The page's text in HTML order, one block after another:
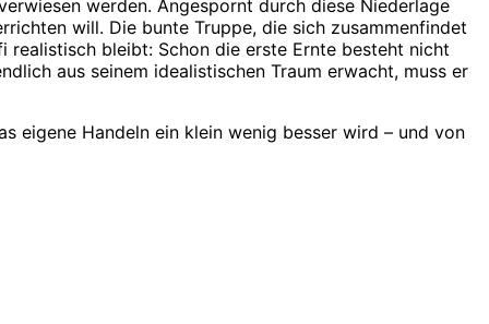
werden. Angespornt durch diese Niederlage
will. Die bunte Truppe, die sich zusammenfindet
bleibt: Schon die erste Ernte besteht nicht
aus seinem idealistischen Traum erwacht, muss er
eigene Handeln ein klein wenig besser wird – und von